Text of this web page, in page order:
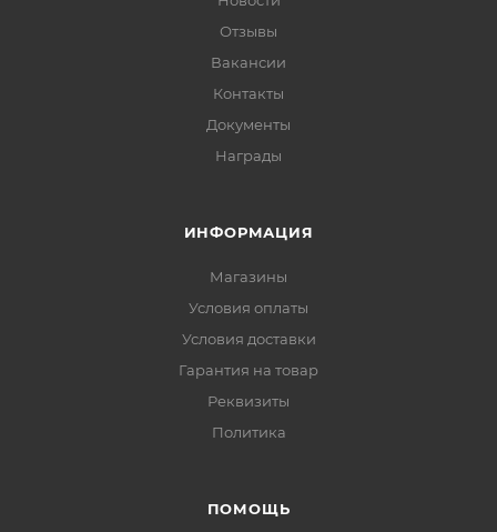
Отзывы
Вакансии
Контакты
Документы
Награды
ИНФОРМАЦИЯ
Магазины
Условия оплаты
Условия доставки
Гарантия на товар
Реквизиты
Политика
ПОМОЩЬ